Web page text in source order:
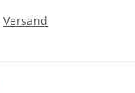
Versand